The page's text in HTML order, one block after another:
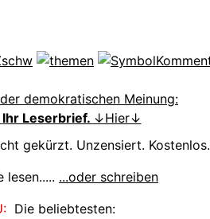
demokratischen Meinung:
Ihr Leserbrief. ↓Hier↓
gekürzt. Unzensiert. Kostenlos.
lesen..... ...oder schreiben
Die beliebtesten: